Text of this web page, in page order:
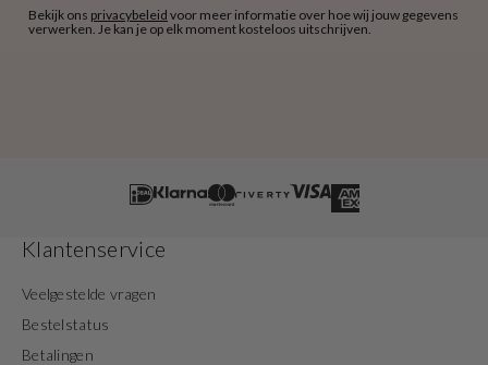
Bekijk ons privacybeleid voor meer informatie over hoe wij jouw gegevens
verwerken. Je kan je op elk moment kosteloos uitschrijven.
Klantenservice
Veelgestelde vragen
Bestelstatus
Betalingen